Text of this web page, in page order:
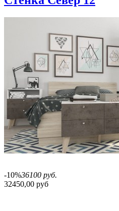
-10%36100 руб.
32450,00 руб